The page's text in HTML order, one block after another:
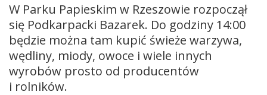
W Parku Papieskim w Rzeszowie rozpoczął
się Podkarpacki Bazarek. Do godziny 14:00
będzie można tam kupić świeże warzywa,
wędliny, miody, owoce i wiele innych
wyrobów prosto od producentów
i rolników.